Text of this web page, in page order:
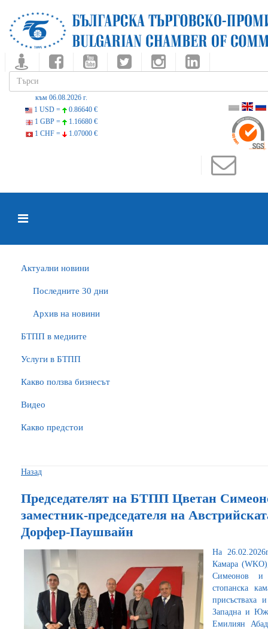
към 06.08.2026 г.
1 USD =
0.86640 €
1 GBP =
1.16680 €
1 CHF =
1.07000 €
Актуални новини
Последните 30 дни
Архив на новини
БTПП в медиите
Услуги в БТПП
Какво ползва бизнесът
Видео
Какво предстои
Назад
Председателят на БТПП Цветан
заместник-председателя на
Дорфер-Паушвайн
На
Камара
Симеонов и
стопанска
присъстваха
Западна и
Емилиян